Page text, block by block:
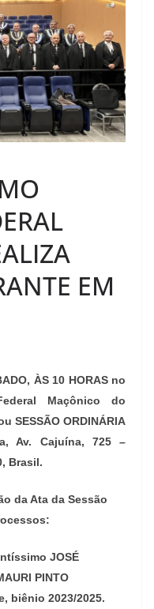
EM
ÀS 10 HORAS no
Maçônico do
SESSÃO ORDINÁRIA
Av. Cajuína, 725 –
Brasil.
da Ata da Sessão
JOSÉ
PINTO
biênio 2023/2025.